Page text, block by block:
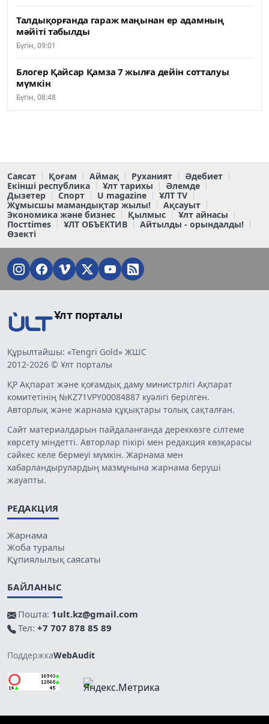
Талдықорғанда гараж маңынан ер адамның
мәйіті табылды
Бүгін, 09:01
Блогер Қайсар Қамза 7 жылға дейін сотталуы
мүмкін
Бүгін, 08:48
Саясат Қоғам Аймақ Руханият
Әдебиет
Екінші республика
Ұлт тарихы
Әлемде
Дызетер
Спорт U magazine
ҰЛТ TV
Жұмысшы мамандықтар жылы!
Ақсауыт
Экономика және бизнес
Қылмыс
Ұлт айнасы
Постtimes
ҰЛТ ОБЪЕКТИВ
Айтылды - орындалды!
Өзекті
Ұлт порталы
Құрылтайшы: «Tengri Gold» ЖШС
2012-2026 © Ұлт порталы
ҚР Ақпарат және қоғамдық даму министрлігі Ақпарат
комитетінің №KZ71VPY00084887 куәлігі берілген.
Авторлық және жарнама құқықтары толық сақталған.
Сайт материалдарын пайдаланғанда дереккөзге сілтеме
көрсету міндетті. Авторлар пікірі мен редакция көзқарасы
сәйкес келе бермеуі мүмкін. Жарнама мен
хабарландырулардың мазмұнына жарнама беруші
жауапты.
РЕДАКЦИЯ
Жарнама
Жоба туралы
Құпиялылық саясаты
БАЙЛАНЫС
Пошта: 1ult.kz@gmail.com
Тел: +7 707 878 85 89
ПоддержкаWebAudit